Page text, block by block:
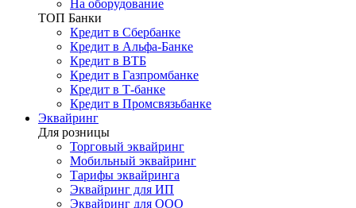
На оборудование
ТОП Банки
Кредит в Сбербанке
Кредит в Альфа-Банке
Кредит в ВТБ
Кредит в Газпромбанке
Кредит в Т-банке
Кредит в Промсвязьбанке
Эквайринг
Для розницы
Торговый эквайринг
Мобильный эквайринг
Тарифы эквайринга
Эквайринг для ИП
Эквайринг для ООО